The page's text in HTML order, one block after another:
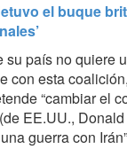
el buque
país no quiere
con esta
“cambiar el
EE.UU.,
guerra con